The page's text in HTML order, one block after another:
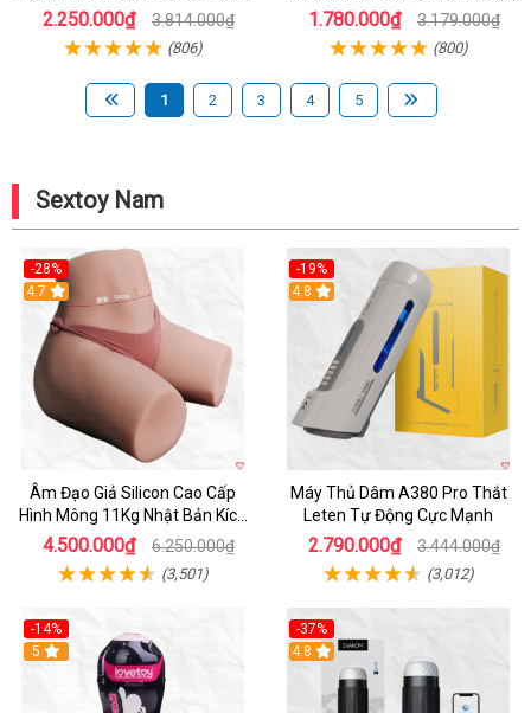
Mẽ Nam
2.250.000₫ 3.814.000₫
(806)
Chính Hãng
1.780.000₫ 3.179.000₫
(800)
1 2 3 4 5
Sextoy Nam
-28%
4.7
Âm Đạo Giả Silicon Cao Cấp
Hình Mông 11Kg Nhật Bản Kích
Thước Như Thật
4.500.000₫ 6.250.000₫
(3,501)
-19%
Hot
4.8
Máy Thủ Dâm A380 Pro Thắt
Leten Tự Động Cực Mạnh
2.790.000₫ 3.444.000₫
(3,012)
-14%
Hot
5
-37%
4.8